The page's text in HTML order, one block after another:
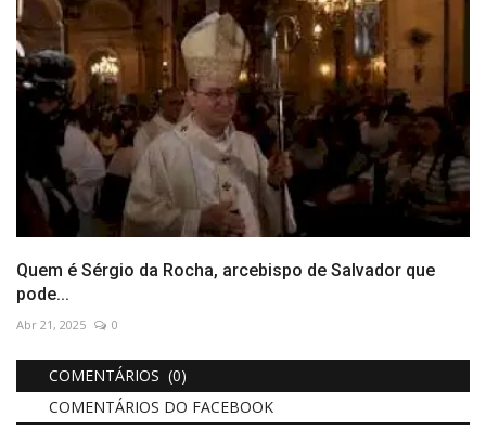
Quem é Sérgio da Rocha, arcebispo de Salvador que
pode...
Abr 21, 2025 0
COMENTÁRIOS (0)
COMENTÁRIOS DO FACEBOOK